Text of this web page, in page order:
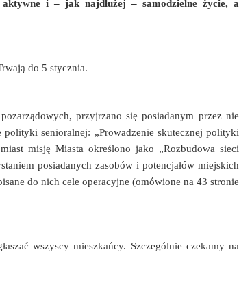
i – jak najdłużej – samodzielne życie, a
do 5 stycznia.
przyjrzano się posiadanym przez nie
polityki senioralnej: „Prowadzenie skutecznej polityki
misję Miasta określono jako „Rozbudowa sieci
posiadanych zasobów i potencjałów miejskich
do nich cele operacyjne (omówione na 43 stronie
wszyscy mieszkańcy. Szczególnie czekamy na